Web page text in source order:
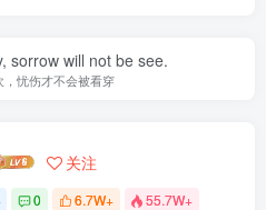
sorrow will not be see.
忧伤才不会被看穿
关注
0 6.7W+ 55.7W+